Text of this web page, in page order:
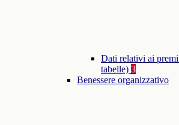
Dati relativi ai
tabelle) 3
Benessere organizzativo